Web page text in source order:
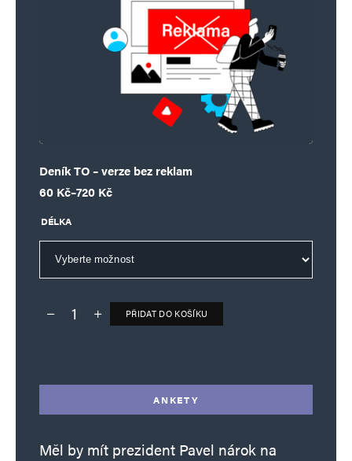
Deník TO – verze bez reklam
60 Kč–720 Kč
Rozpětí cen: 60 Kč až 720 Kč
DÉLKA
Deník TO – verze bez reklam množství
PŘIDAT DO KOŠÍKU
ANKETY
Měl by mít prezident Pavel nárok na